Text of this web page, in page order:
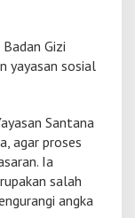
Gizi
yayasan sosial
Santana
agar proses
Ia
salah
angka